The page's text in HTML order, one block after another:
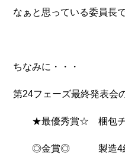
なぁと思っている委員長
ちなみに・・・
第24フェーズ最終発表会
★最優秀賞☆ 梱包チ
◎金賞◎ 製造4組